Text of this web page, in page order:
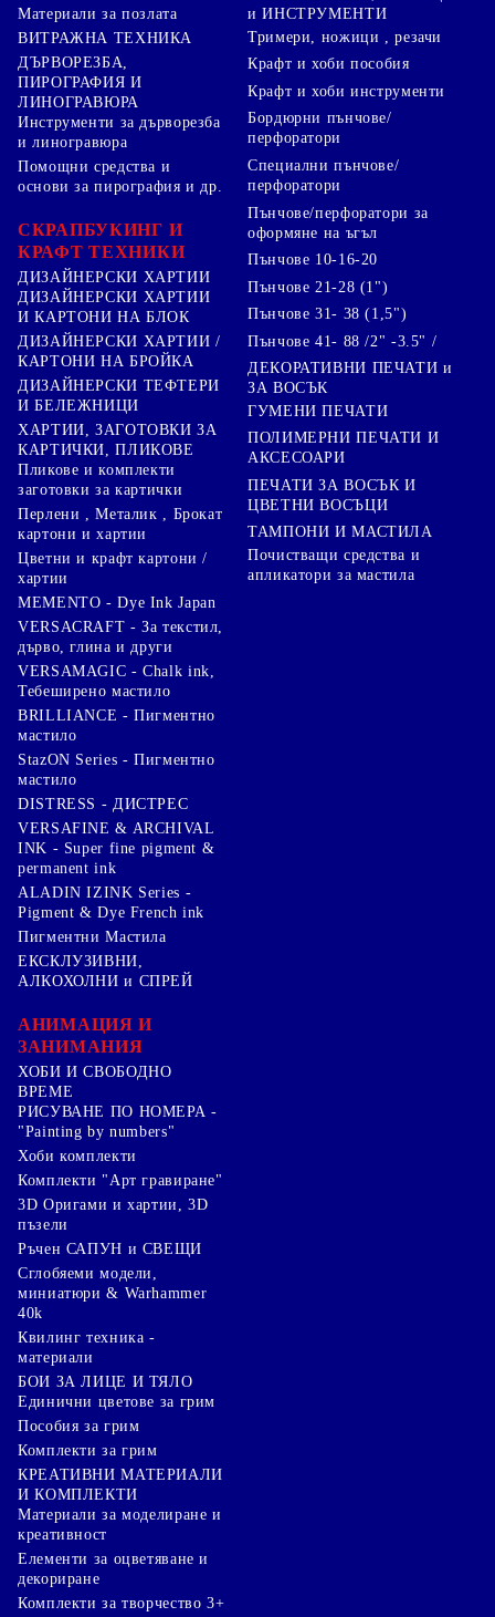
Материали за позлата
ВИТРАЖНА ТЕХНИКА
ДЪРВОРЕЗБА,
ПИРОГРАФИЯ И
ЛИНОГРАВЮРА
Инструменти за дърворезба
и линогравюра
Помощни средства и
основи за пирография и др.
СКРАПБУКИНГ И
КРАФТ ТЕХНИКИ
ДИЗАЙНЕРСКИ ХАРТИИ
ДИЗАЙНЕРСКИ ХАРТИИ
И КАРТОНИ НА БЛОК
ДИЗАЙНЕРСКИ ХАРТИИ /
КАРТОНИ НА БРОЙКА
ДИЗАЙНЕРСКИ ТЕФТЕРИ
И БЕЛЕЖНИЦИ
ХАРТИИ, ЗАГОТОВКИ ЗА
КАРТИЧКИ, ПЛИКОВЕ
Пликове и комплекти
заготовки за картички
Перлени , Металик , Брокат
картони и хартии
Цветни и крафт картони /
хартии
и ИНСТРУМЕНТИ
Тримери, ножици , резачи
Крафт и хоби пособия
Крафт и хоби инструменти
Бордюрни пънчове/
перфоратори
Специални пънчове/
перфоратори
Пънчове/перфоратори за
оформяне на ъгъл
Пънчове 10-16-20
Пънчове 21-28 (1")
Пънчове 31- 38 (1,5")
Пънчове 41- 88 /2" -3.5" /
ДЕКОРАТИВНИ ПЕЧАТИ и
ЗА ВОСЪК
ГУМЕНИ ПЕЧАТИ
ПОЛИМЕРНИ ПЕЧАТИ И
АКСЕСОАРИ
ПЕЧАТИ ЗА ВОСЪК И
ЦВЕТНИ ВОСЪЦИ
ТАМПОНИ И МАСТИЛА
Почистващи средства и
апликатори за мастила
MEMENTO - Dye Ink Japan
VERSACRAFT - За текстил,
дърво, глина и други
VERSAMAGIC - Chalk ink,
Тебеширено мастило
BRILLIANCE - Пигментно
мастило
StazON Series - Пигментно
мастило
DISTRESS - ДИСТРЕС
VERSAFINE & ARCHIVAL
INK - Super fine pigment &
permanent ink
ALADIN IZINK Series -
Pigment & Dye French ink
Пигментни Мастила
ЕКСКЛУЗИВНИ,
АЛКОХОЛНИ и СПРЕЙ
АНИМАЦИЯ И
ЗАНИМАНИЯ
ХОБИ И СВОБОДНО
ВРЕМЕ
РИСУВАНЕ ПО НОМЕРА -
"Painting by numbers"
Хоби комплекти
Комплекти "Арт гравиране"
3D Оригами и хартии, 3D
пъзели
Ръчен САПУН и СВЕЩИ
Сглобяеми модели,
миниатюри & Warhammer
40k
Квилинг техника -
материали
БОИ ЗА ЛИЦЕ И ТЯЛО
Единични цветове за грим
Пособия за грим
Комплекти за грим
КРЕАТИВНИ МАТЕРИАЛИ
И КОМПЛЕКТИ
Mатериали за моделиране и
креативност
Елементи за оцветяване и
декориране
Комплекти за творчество 3+